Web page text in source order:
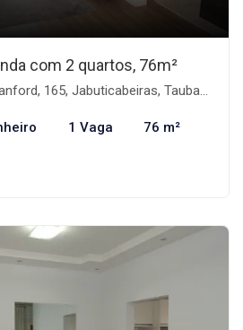
com 2 quartos, 76m²
Taubaté/SP - Vila das Jabuticabeiras, Taubaté-SP
1 Vaga 76 m²